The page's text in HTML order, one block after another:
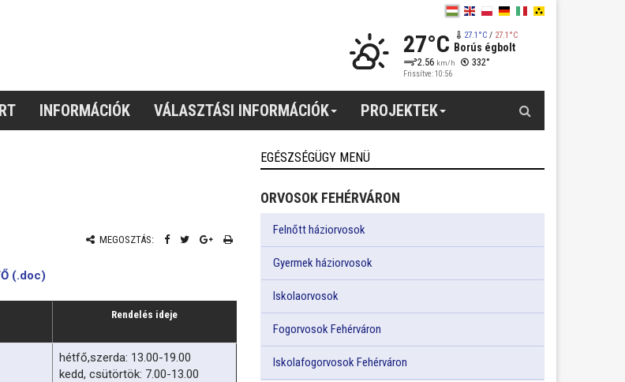
27°C 27.1°C/ 27.1°C
Borús égbolt
2.56 km/h 332°
Frissítve: 10:56
INFORMÁCIÓK VÁLASZTÁSI INFORMÁCIÓK PROJEKTEK
MEGOSZTÁS:
(.doc)
Rendelés ideje
hétfő,szerda: 13.00-19.00
kedd, csütörtök: 7.00-13.00
EGÉSZSÉGÜGY MENÜ
ORVOSOK FEHÉRVÁRON
Felnőtt háziorvosok
Gyermek háziorvosok
Iskolaorvosok
Fogorvosok Fehérváron
Iskolafogorvosok Fehérváron